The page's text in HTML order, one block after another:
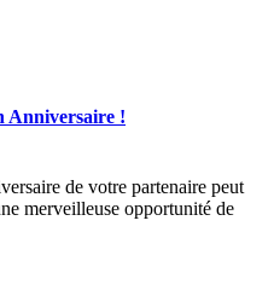
Anniversaire !
de votre partenaire peut
merveilleuse opportunité de